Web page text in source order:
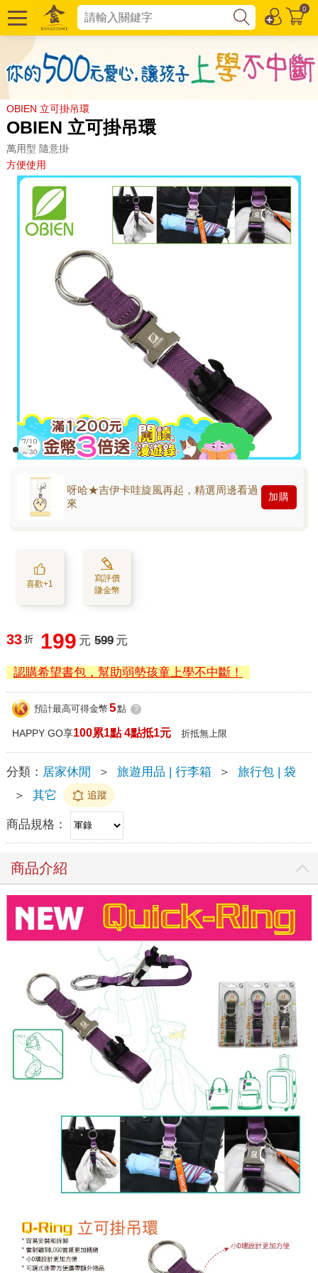
0
OBIEN 立可掛吊環
OBIEN 立可掛吊環
萬用型 隨意掛
方便使用
呀哈★吉伊卡哇旋風再起，精選周邊看過
來
加購
喜歡+1
寫評價
賺金幣
33 折 199 元 599 元
認購希望書包，幫助弱勢孩童上學不中斷！
預計最高可得金幣 5點 ?
HAPPY GO享100累1點 4點抵1元 折抵無上限
分類： 居家休閒 ＞ 旅遊用品 | 行李箱 ＞
旅行包 | 袋
＞
其它 追蹤
商品規格：
商品介紹